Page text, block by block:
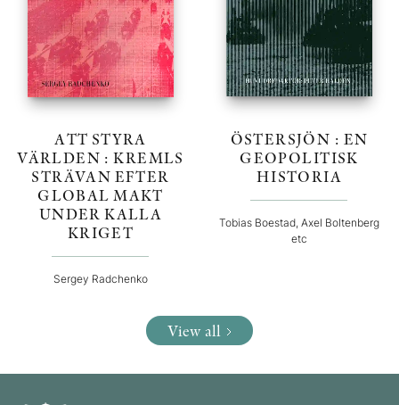
ATT STYRA
VÄRLDEN : KREMLS
STRÄVAN EFTER
GLOBAL MAKT
UNDER KALLA
KRIGET
Sergey Radchenko
ÖSTERSJÖN : EN
GEOPOLITISK
HISTORIA
Tobias Boestad, Axel Boltenberg
etc
View all